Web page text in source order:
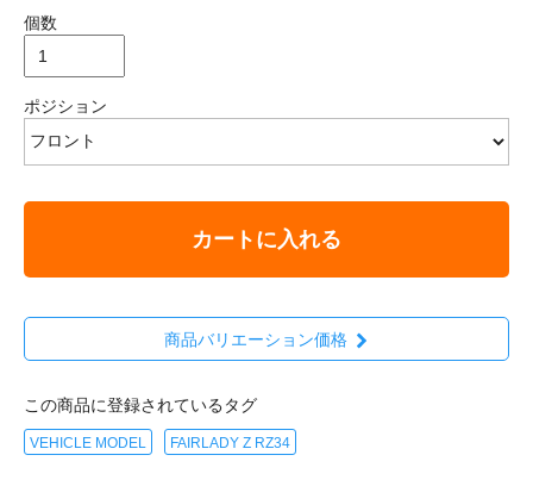
個数
ポジション
カートに入れる
商品バリエーション価格
この商品に登録されているタグ
VEHICLE MODEL FAIRLADY Z RZ34